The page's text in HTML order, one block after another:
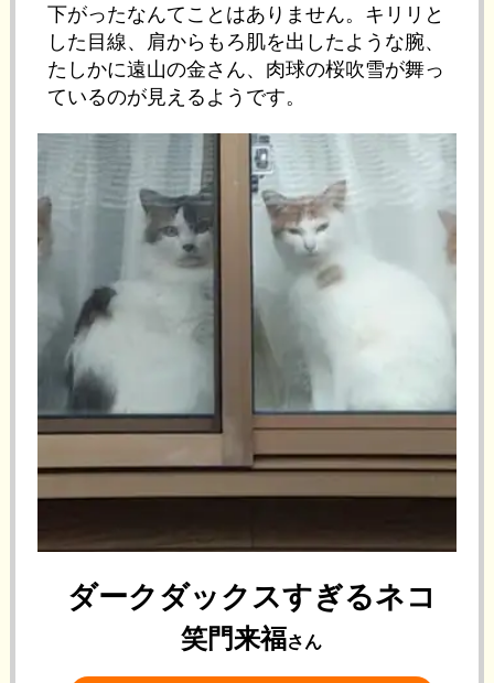
下がったなんてことはありません。キリリと
した目線、肩からもろ肌を出したような腕、
たしかに遠山の金さん、肉球の桜吹雪が舞っ
ているのが見えるようです。
ダークダックスすぎるネコ
笑門来福さん